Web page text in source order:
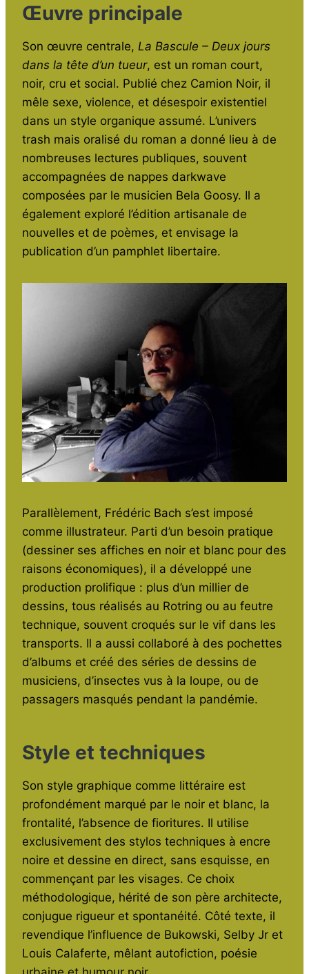
Œuvre principale
Son œuvre centrale, La Bascule – Deux jours
dans la tête d’un tueur, est un roman court,
noir, cru et social. Publié chez Camion Noir, il
mêle sexe, violence, et désespoir existentiel
dans un style organique assumé. L’univers
trash mais oralisé du roman a donné lieu à de
nombreuses lectures publiques, souvent
accompagnées de nappes darkwave
composées par le musicien Bela Goosy. Il a
également exploré l’édition artisanale de
nouvelles et de poèmes, et envisage la
publication d’un pamphlet libertaire.
Parallèlement, Frédéric Bach s’est imposé
comme illustrateur. Parti d’un besoin pratique
(dessiner ses affiches en noir et blanc pour des
raisons économiques), il a développé une
production prolifique : plus d’un millier de
dessins, tous réalisés au Rotring ou au feutre
technique, souvent croqués sur le vif dans les
transports. Il a aussi collaboré à des pochettes
d’albums et créé des séries de dessins de
musiciens, d’insectes vus à la loupe, ou de
passagers masqués pendant la pandémie.
Style et techniques
Son style graphique comme littéraire est
profondément marqué par le noir et blanc, la
frontalité, l’absence de fioritures. Il utilise
exclusivement des stylos techniques à encre
noire et dessine en direct, sans esquisse, en
commençant par les visages. Ce choix
méthodologique, hérité de son père architecte,
conjugue rigueur et spontanéité. Côté texte, il
revendique l’influence de Bukowski, Selby Jr et
Louis Calaferte, mêlant autofiction, poésie